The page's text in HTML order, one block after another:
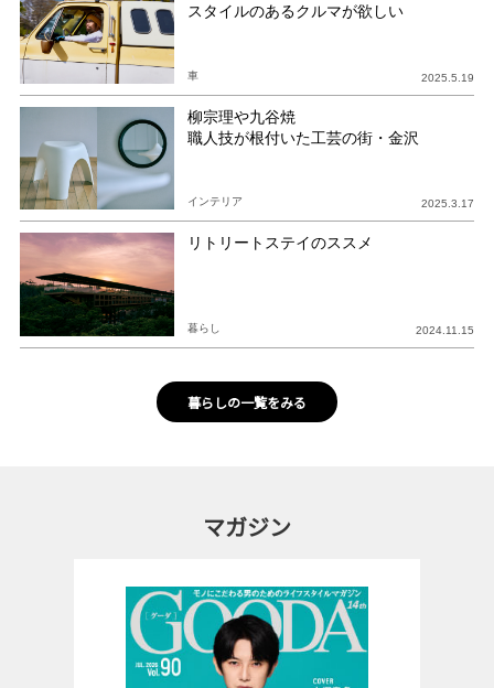
スタイルのあるクルマが欲しい
車 2025.5.19
柳宗理や九谷焼
職人技が根付いた工芸の街・金沢
インテリア 2025.3.17
リトリートステイのススメ
暮らし 2024.11.15
暮らしの一覧をみる
マガジン